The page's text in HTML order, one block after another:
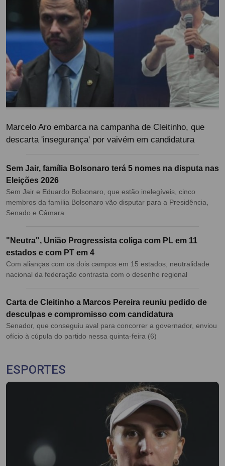
Marcelo Aro embarca na campanha de Cleitinho, que
descarta 'insegurança' por vaivém em candidatura
Sem Jair, família Bolsonaro terá 5 nomes na disputa nas
Eleições 2026
Sem Jair e Eduardo Bolsonaro, que estão inelegíveis, cinco
membros da família Bolsonaro vão disputar para a Presidência,
Senado e Câmara
"Neutra", União Progressista coliga com PL em 11
estados e com PT em 4
Com alianças com os dois campos em 15 estados, neutralidade
nacional da federação contrasta com o desenho regional
Carta de Cleitinho a Marcos Pereira reuniu pedido de
desculpas e compromisso com candidatura
Senador, que conseguiu aval para concorrer a governador, enviou
ofício à cúpula do partido nessa quinta-feira (6)
ESPORTES